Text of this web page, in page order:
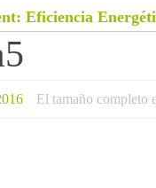
Eficiencia
El tamaño completo